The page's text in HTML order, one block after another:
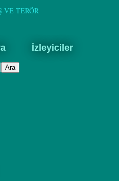
VE TERÖR
İzleyiciler